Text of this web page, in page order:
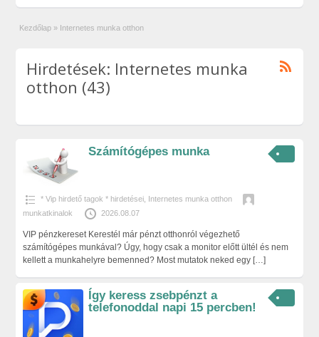
Kezdőlap » Internetes munka otthon
Hirdetések: Internetes munka
otthon (43)
Számítógépes munka
* Vip hirdető tagok * hirdetései, Internetes munka otthon
munkatkinalok
2026.08.07
VIP pénzkereset Kerestél már pénzt otthonról végezhető
számítógépes munkával? Úgy, hogy csak a monitor előtt ültél és nem
kellett a munkahelyre bemenned? Most mutatok neked egy […]
Így keress zsebpénzt a
telefonoddal napi 15 percben!